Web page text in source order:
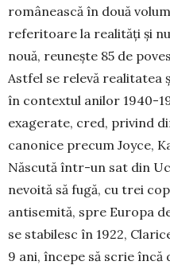
româ­nească în două
referitoare la realităţi şi
no­uă, reuneşte 85 de
Astfel se re­levă
în contextul anilor 1940-
exagerate, cred, privind
canonice precum Joyce,
Născută într-un sat din
nevoită să fugă, cu trei
antisemită, spre Europa
se stabilesc în 1922,
9 ani, începe să scrie